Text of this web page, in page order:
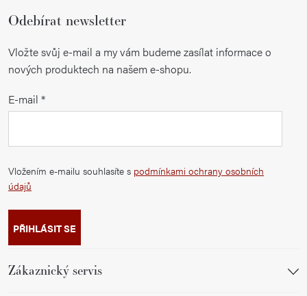
Odebírat newsletter
Vložte svůj e-mail a my vám budeme zasílat informace o
nových produktech na našem e-shopu.
E-mail
Vložením e-mailu souhlasíte s podmínkami ochrany osobních
údajů
PŘIHLÁSIT SE
Zákaznický servis